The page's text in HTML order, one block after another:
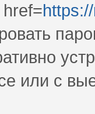
или с